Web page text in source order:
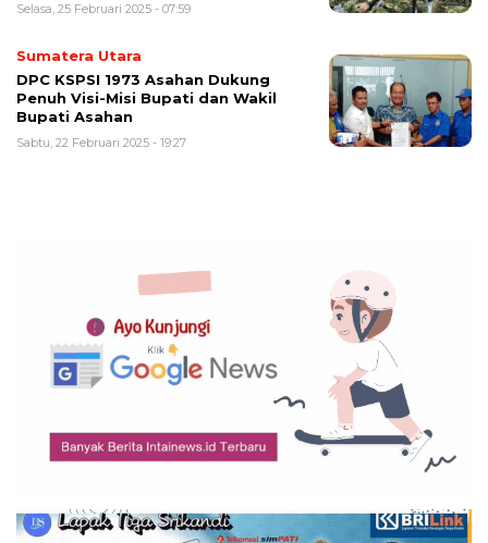
Selasa, 25 Februari 2025 - 07:59
Sumatera Utara
DPC KSPSI 1973 Asahan Dukung
Penuh Visi-Misi Bupati dan Wakil
Bupati Asahan
Sabtu, 22 Februari 2025 - 19:27